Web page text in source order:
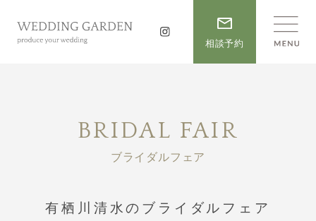
相談予約
BRIDAL FAIR
ブライダルフェア
有栖川清水のブライダルフェア